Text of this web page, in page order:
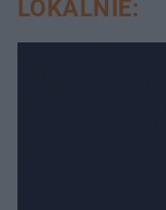
LOKALNIE: